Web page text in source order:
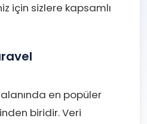
için sizlere kapsamlı
en popüler
biridir. Veri